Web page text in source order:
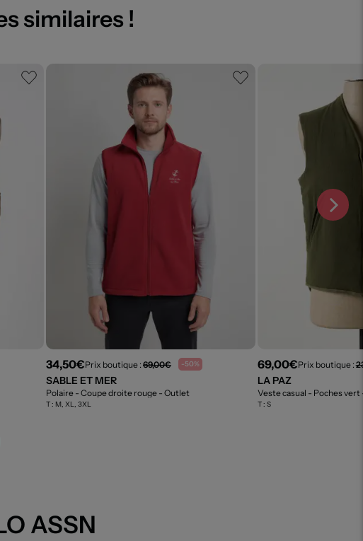
similaires !
34,50€Prix boutique :69,00€ -50%
SABLE ET MER
Polaire - Coupe droite rouge - Outlet
T : M, XL, 3XL
69,00€Prix boutique :
LA PAZ
Veste casual - Poches vert
T : S
ASSN